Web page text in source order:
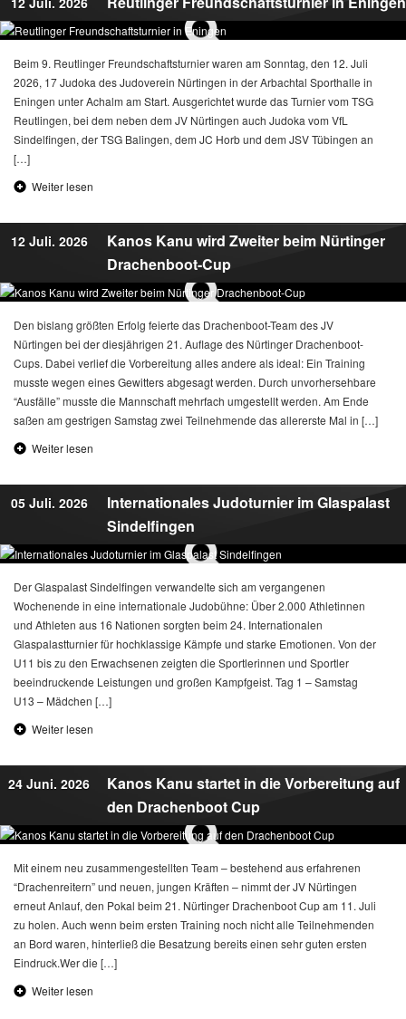
Beim 9. Reutlinger Freundschaftsturnier waren am Sonntag, den 12. Juli
2026, 17 Judoka des Judoverein Nürtingen in der Arbachtal Sporthalle in
Eningen unter Achalm am Start. Ausgerichtet wurde das Turnier vom TSG
Reutlingen, bei dem neben dem JV Nürtingen auch Judoka vom VfL
Sindelfingen, der TSG Balingen, dem JC Horb und dem JSV Tübingen an
[…]
Weiter lesen
12 Juli. 2026
Kanos Kanu wird Zweiter beim Nürtinger
Drachenboot-Cup
Den bislang größten Erfolg feierte das Drachenboot-Team des JV
Nürtingen bei der diesjährigen 21. Auflage des Nürtinger Drachenboot-
Cups. Dabei verlief die Vorbereitung alles andere als ideal: Ein Training
musste wegen eines Gewitters abgesagt werden. Durch unvorhersehbare
“Ausfälle” musste die Mannschaft mehrfach umgestellt werden. Am Ende
saßen am gestrigen Samstag zwei Teilnehmende das allererste Mal in […]
Weiter lesen
05 Juli. 2026
Internationales Judoturnier im Glaspalast
Sindelfingen
Der Glaspalast Sindelfingen verwandelte sich am vergangenen
Wochenende in eine internationale Judobühne: Über 2.000 Athletinnen
und Athleten aus 16 Nationen sorgten beim 24. Internationalen
Glaspalastturnier für hochklassige Kämpfe und starke Emotionen. Von der
U11 bis zu den Erwachsenen zeigten die Sportlerinnen und Sportler
beeindruckende Leistungen und großen Kampfgeist. Tag 1 – Samstag
U13 – Mädchen […]
Weiter lesen
24 Juni. 2026
Kanos Kanu startet in die Vorbereitung auf
den Drachenboot Cup
Mit einem neu zusammengestellten Team – bestehend aus erfahrenen
“Drachenreitern” und neuen, jungen Kräften – nimmt der JV Nürtingen
erneut Anlauf, den Pokal beim 21. Nürtinger Drachenboot Cup am 11. Juli
zu holen. Auch wenn beim ersten Training noch nicht alle Teilnehmenden
an Bord waren, hinterließ die Besatzung bereits einen sehr guten ersten
Eindruck.Wer die […]
Weiter lesen